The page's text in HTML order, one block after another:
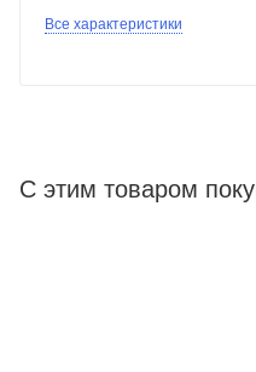
Все характеристики
С этим товаром